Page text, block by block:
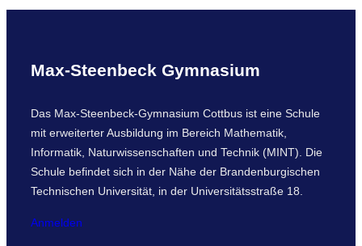
c
Max-Steenbeck Gymnasium
Das Max-Steenbeck-Gymnasium Cottbus ist eine Schule
mit erweiterter Ausbildung im Bereich Mathematik,
Informatik, Naturwissenschaften und Technik (MINT). Die
Schule befindet sich in der Nähe der Brandenburgischen
Technischen Universität, in der Universitätsstraße 18.
Anmelden